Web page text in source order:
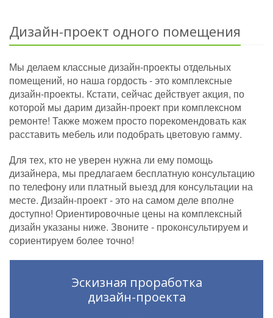
Дизайн-проект одного помещения
Мы делаем классные дизайн-проекты отдельных
помещений, но наша гордость - это комплексные
дизайн-проекты. Кстати, сейчас действует акция, по
которой мы дарим дизайн-проект при комплексном
ремонте! Также можем просто порекомендовать как
расставить мебель или подобрать цветовую гамму.
Для тех, кто не уверен нужна ли ему помощь
дизайнера, мы предлагаем бесплатную консультацию
по телефону или платный выезд для консультации на
месте. Дизайн-проект - это на самом деле вполне
доступно! Ориентировочные цены на комплексный
дизайн указаны ниже. Звоните - проконсультируем и
сориентируем более точно!
Эскизная проработка
дизайн-проекта